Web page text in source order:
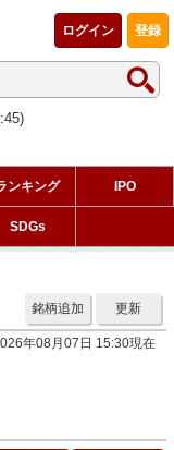
登録
ログイン
ンキング IPO
SDGs
更新
銘柄追加
年08月07日 15:30現在